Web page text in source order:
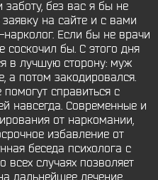
без вас я бы не
на сайте и с вами
Если бы не врачи
соскочил бы. С этого дня
в лучшую сторону: муж
а потом закодировался.
справиться с
навсегда. Современные и
от наркомании,
избавление от
беседа психолога с
всех случаях позволяет
дальнейшее лечение.